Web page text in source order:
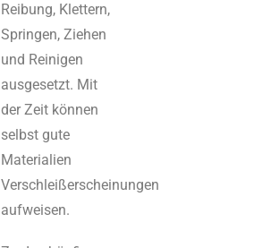
Reibung, Klettern,
Springen, Ziehen
und Reinigen
ausgesetzt. Mit
der Zeit können
selbst gute
Materialien
Verschleißerscheinungen
aufweisen.